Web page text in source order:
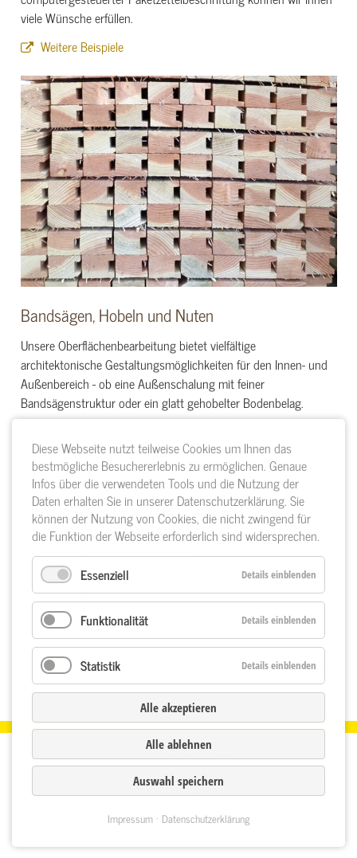
viele Wünsche erfüllen.
Weitere Beispiele
Bandsägen, Hobeln und Nuten
Unsere Oberflächenbearbeitung bietet vielfältige
architektonische Gestaltungsmöglichkeiten für den Innen- und
Außenbereich - ob eine Außenschalung mit feiner
Bandsägenstruktur oder ein glatt gehobelter Bodenbelag.
Oberflächenbearbeitungen
Im Sortiment sind auch spezielle Oberflächenbearbeitungen für
die Bau- und Verpackungsindustrie.
Weitere Beispiele
< Einschnitt im Sägewerk Aktuell >
© 2026 Bürk GmbH
Impressum
Datenschutzerklärung•Sitemap
Anfahrt
und Abholzeiten•Privatsphäre-Einstellungen
Diese Webseite nutzt teilweise Cookies um Ihnen das
bestmögliche Besuchererlebnis zu ermöglichen. Genaue
Infos über die verwendeten Tools und die Nutzung der
Daten erhalten Sie in unserer Datenschutzerklärung. Sie
können der Nutzung von Cookies, die nicht zwingend für
die Funktion der Webseite erforderlich sind widersprechen.
Essenziell
Details einblenden
Funktionalität Details einblenden
Statistik Details einblenden
Alle akzeptieren
Alle ablehnen
Auswahl speichern
Impressum Datenschutzerklärung